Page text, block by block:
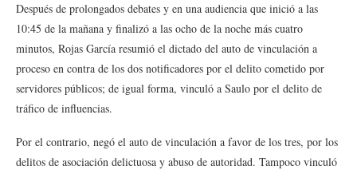
Después de prolongados debates y en una audiencia que inició a las
10:45 de la mañana y finalizó a las ocho de la noche más cuatro
minutos, Rojas García resumió el dictado del auto de vinculación a
proceso en contra de los dos notificadores por el delito cometido por
servidores públicos; de igual forma, vinculó a Saulo por el delito de
tráfico de influencias.
Por el contrario, negó el auto de vinculación a favor de los tres, por los
delitos de asociación delictuosa y abuso de autoridad. Tampoco vinculó